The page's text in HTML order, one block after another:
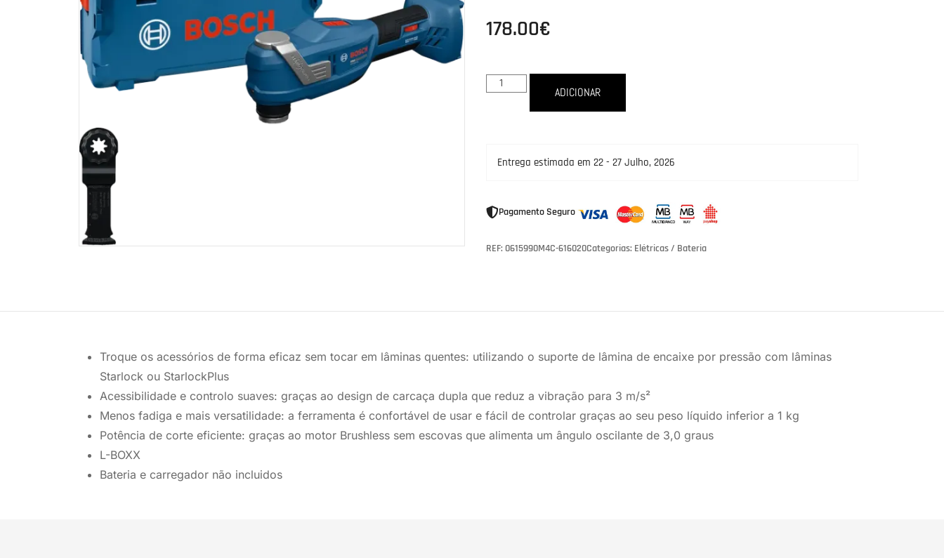
178.00€
ADICIONAR
Entrega estimada em 22 - 27 Julho, 2026
Pagamento Seguro
REF: 0615990M4C-616020Categorias: Elétricas / Bateria
Troque os acessórios de forma eficaz sem tocar em lâminas quentes: utilizando o suporte de lâmina de encaixe por pressão com lâminas
Starlock ou StarlockPlus
Acessibilidade e controlo suaves: graças ao design de carcaça dupla que reduz a vibração para 3 m/s²
Menos fadiga e mais versatilidade: a ferramenta é confortável de usar e fácil de controlar graças ao seu peso líquido inferior a 1 kg
Potência de corte eficiente: graças ao motor Brushless sem escovas que alimenta um ângulo oscilante de 3,0 graus
L-BOXX
Bateria e carregador não incluidos